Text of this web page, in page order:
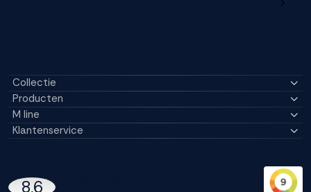
Collectie
Producten
M line
Klantenservice
8,6